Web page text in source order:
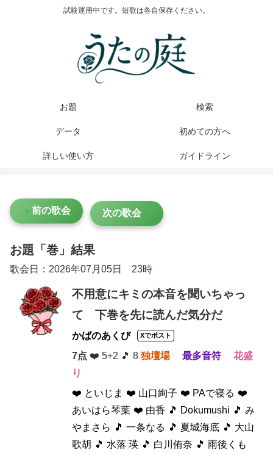
試験運用中です。短歌は各自保存ください。
お題 検索
データ 初めての方へ
詳しい使い方 ガイドライン
前の歌会 次の歌会
お題「巻」結果
歌会日：2026年07月05日 23時
不用意にキミの本音を聞いちゃっ
て 下巻を先に読んだ気分だ
かばのあくび Xでポスト
7点 ❤️ 5+2 🎵 8 独壇場 最多音符
花盛
り
❤️ といじま ❤️ 山口絢子 ❤️ PAで寝る ❤️
あいはら琴葉 ❤️ 由香 🎵 Dokumushi 🎵 み
やまさら 🎵 一条なる 🎵 夏城海底 🎵 大山
歌胡 🎵 水落 瑛 🎵 白川侑奈 🎵 雨後くも